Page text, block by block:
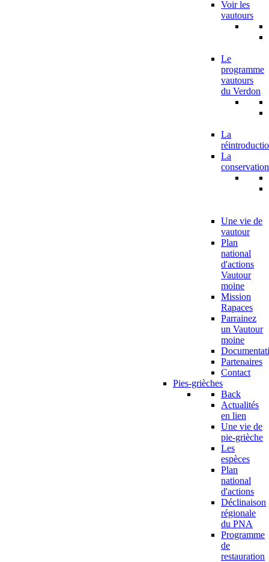
Voir les
vautours
Le
programme
vautours
du Verdon
La
La
conservation
Une vie de
vautour
Plan
national
d'actions
Vautour
moine
Mission
Rapaces
Parrainez
un Vautour
moine
Partenaires
Contact
Pies-grièches
Back
Actualités
en lien
Une vie de
pie-grièche
Les
espèces
Plan
national
d'actions
Déclinaison
régionale
du PNA
Programme
de
restauration